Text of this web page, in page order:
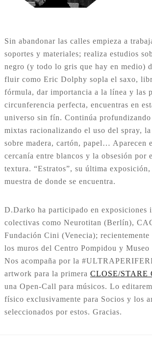
Sin abandonar las calles empieza a
soportes y materiales; realiza estudios
negro (y todo lo gris que hay en medio)
fluir como Eric Dolphy sopla el saxo,
fórmula, dar importancia a la línea y las
circunferencia perfecta, encuentras en
universo sin fín. Continúa profundizando
mixtas racionalizando el uso del spray,
sobre madera, cartón, papel… Aparecen
cercanía entre blancos y la obsesión por
textura. “Estratos”, su última exposición,
muestra de donde se encuentra.
D.Darko ha participado en exposiciones
colectivas como Neurotitan (Berlín),
Fundación Cini (Venecia);
los muros del Centro Pompidou y Museo
Nos acompaña por la
artwork para la primera CLOSE/STARE
una Open-Call para músicos. Lo
físico exclusivamente para Socios y los
seleccionados por estos. Gracias.